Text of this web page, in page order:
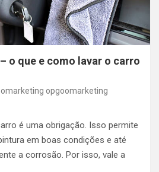
o que e como lavar o carro
opgoomarketing
é uma obrigação. Isso permite
em boas condições e até
a corrosão. Por isso, vale a